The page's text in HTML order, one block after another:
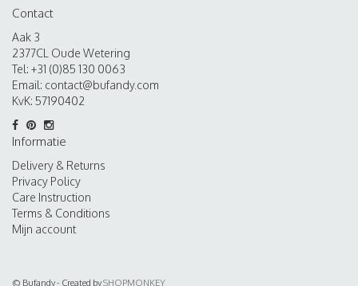
Contact
Aak 3
2377CL Oude Wetering
Tel: +31 (0)85 130 0063
Email: contact@bufandy.com
KvK: 57190402
Informatie
Delivery & Returns
Privacy Policy
Care Instruction
Terms & Conditions
Mijn account
© Bufandy - Created bySHOPMONKEY